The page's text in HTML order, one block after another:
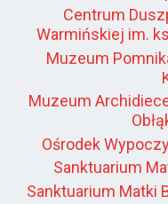
Centrum
Warmińskiej im.
Muzeum
Muzeum
Ośrodek
Sanktuarium
Sanktuarium Matki